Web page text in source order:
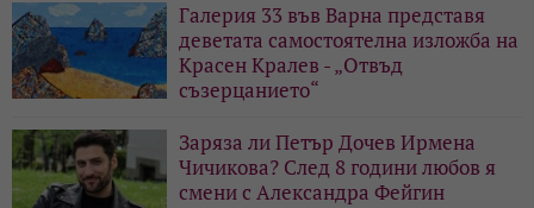
Галерия 33 във Варна представя
деветата самостоятелна изложба на
Красен Кралев - „Отвъд
съзерцанието“
Заряза ли Петър Дочев Ирмена
Чичикова? След 8 години любов я
смени с Александра Фейгин